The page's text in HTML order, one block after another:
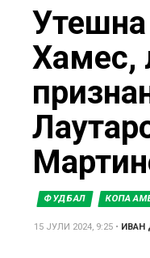
You
here
Утешна
Хамес,
ФУДБАЛ КОПА
15 ЈУЛИ 2024, 9:25 • ИВАН